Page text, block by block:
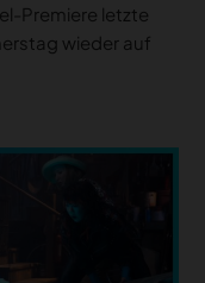
Premiere letzte
wieder auf